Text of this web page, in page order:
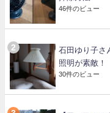
46件のビュー
石田ゆり子さ
照明が素敵！
30件のビュー